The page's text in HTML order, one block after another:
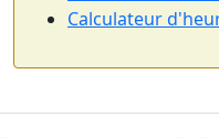
Calculateur